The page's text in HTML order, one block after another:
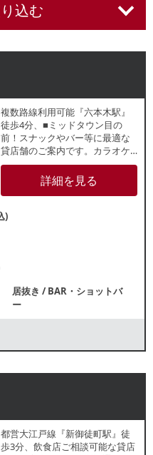
込む
複数路線利用可能『六本木駅』
徒歩4分、■ミッドタウン目の
前！スナックやバー等に最適な
貸店舗のご案内です。カラオケ
使用時は、防音工事必須です。
エアコンは、現在故障しており
ますので、テナント負担にて交
等、お気軽にお問合せくださ
詳細を見る
)
居抜き/BAR・ショットバ
ー
都営大江戸線『新御徒町駅』徒
歩3分、飲食店ご相談可能な貸店